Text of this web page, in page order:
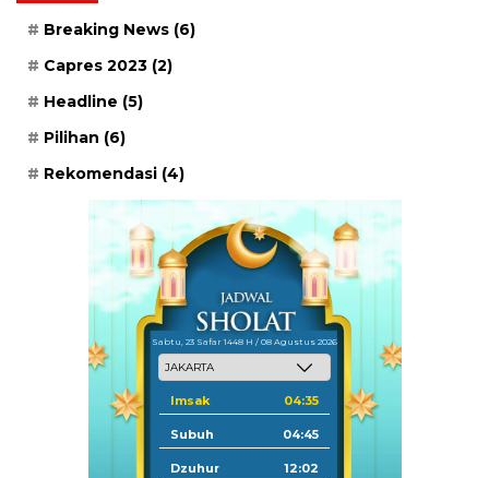
Breaking News (6)
Capres 2023 (2)
Headline (5)
Pilihan (6)
Rekomendasi (4)
Sabtu, 23 Safar 1448 H / 08 Agustus 2026
Imsak 04:35
Subuh 04:45
Dzuhur 12:02